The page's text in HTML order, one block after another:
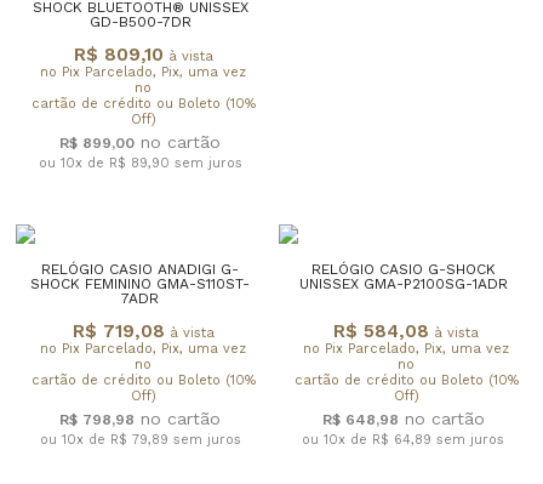
SHOCK BLUETOOTH® UNISSEX
GD-B500-7DR
R$ 809,10 à vista
no Pix Parcelado, Pix, uma vez
no
cartão de crédito ou Boleto (10%
Off)
R$ 899,00
ou 10x de R$ 89,90 sem juros
RELÓGIO CASIO ANADIGI G-
SHOCK FEMININO GMA-S110ST-
7ADR
R$ 719,08 à vista
no Pix Parcelado, Pix, uma vez
no
cartão de crédito ou Boleto (10%
Off)
R$ 798,98
ou 10x de R$ 79,89 sem juros
RELÓGIO CASIO G-SHOCK
UNISSEX GMA-P2100SG-1ADR
R$ 584,08 à vista
no Pix Parcelado, Pix, uma vez
no
cartão de crédito ou Boleto (10%
Off)
R$ 648,98
ou 10x de R$ 64,89 sem juros